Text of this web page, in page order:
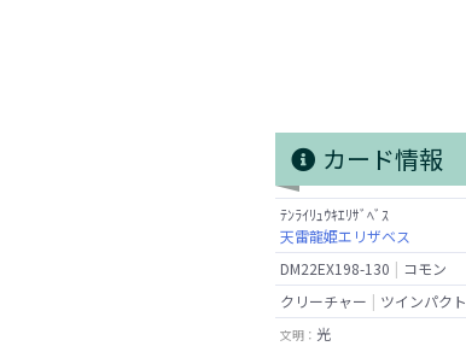
カード情報
ﾃﾝﾗｲﾘｭｳｷｴﾘｻﾞﾍﾞｽ
天雷龍姫エリザベス
DM22EX198-130
コモン
クリーチャー
ツインパクト
文明： 光